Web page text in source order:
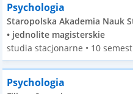
Psychologia
Staropolska Akademia Nauk
• jednolite magisterskie
studia stacjonarne • 10
Psychologia